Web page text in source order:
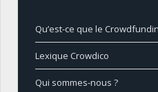
Qu’est-ce que le
Lexique Crowdico
Qui sommes-nous ?